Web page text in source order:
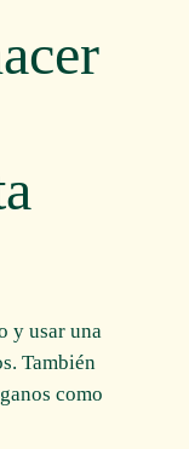
y usar una
También
como